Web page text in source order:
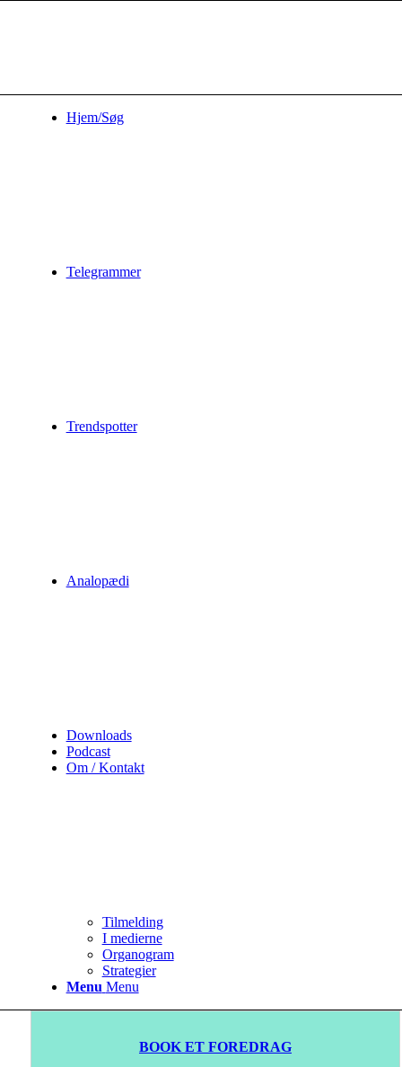
Hjem/Søg
Telegrammer
Trendspotter
Analopædi
Downloads
Podcast
Om / Kontakt
Tilmelding
I medierne
Organogram
Strategier
Menu Menu
BOOK ET FOREDRAG